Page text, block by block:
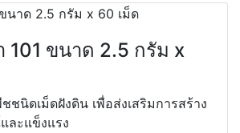
101 ขนาด 2.5 กรัม x
ชนิดเม็ดฝังดิน เพื่อส่งเสริมการสร้าง
ละแข็งแรง